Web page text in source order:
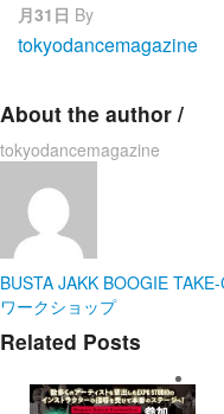
月31日 By
tokyodancemagazine
About the author /
tokyodancemagazine
BUSTA JAKK BOOGIE
ワークショップ
Related Posts